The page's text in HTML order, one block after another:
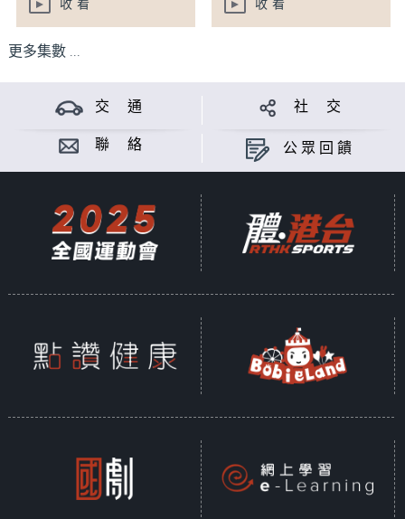
收看 收看
更多集數 ...
交 通 社 交
聯 絡 公眾回饋